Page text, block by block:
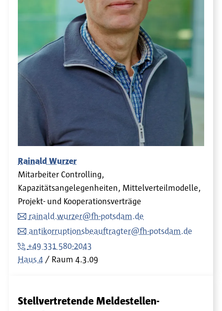
Rainald Wurzer
Mitarbeiter Controlling,
Kapazitätsangelegenheiten, Mittelverteilmodelle,
Projekt- und Kooperationsverträge
rainald.wurzer@fh-potsdam.de
antikorruptionsbeauftragter@fh-potsdam.de
+49 331 580-2043
Haus 4
Raum 4.3.09
Stellvertretende Meldestellen-